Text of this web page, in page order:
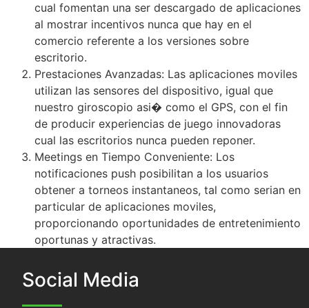
cual fomentan una ser descargado de aplicaciones
al mostrar incentivos nunca que hay en el
comercio referente a los versiones sobre
escritorio.
Prestaciones Avanzadas: Las aplicaciones moviles
utilizan las sensores del dispositivo, igual que
nuestro giroscopio asi� como el GPS, con el fin
de producir experiencias de juego innovadoras
cual las escritorios nunca pueden reponer.
Meetings en Tiempo Conveniente: Los
notificaciones push posibilitan a los usuarios
obtener a torneos instantaneos, tal como serian en
particular de aplicaciones moviles,
proporcionando oportunidades de entretenimiento
oportunas y atractivas.
Social Media